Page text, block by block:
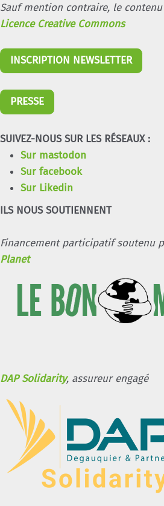
Sauf mention contraire, le
Licence Creative Commons
INSCRIPTION NEWSLETTER
PRESSE
SUIVEZ-NOUS SUR LES RÉSEAUX :
Sur mastodon
Sur facebook
Sur Likedin
ILS NOUS SOUTIENNENT
Financement participatif soutenu
Planet
DAP Solidarity, assureur engagé